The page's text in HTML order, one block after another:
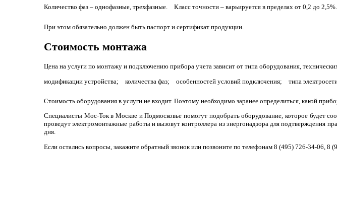
Количество фаз – однофазные, трехфазные.
Класс точности – варьируется в пределах от 0,2 до 2,5%.
При этом обязательно должен быть паспорт и сертификат продукции.
Стоимость монтажа
Цена на услуги по монтажу и подключению прибора учета зависит от типа оборудования,
модификации устройства;
количества фаз; особенностей условий подключения; типа
Стоимость оборудования в услуги не входит. Поэтому необходимо заранее определиться, какой
Специалисты Мос-Ток в Москве и Подмосковье помогут подобрать оборудование, которое будет
проведут электромонтажные работы и вызовут контроллера из энергонадзора для подтверждения
дня.
Если остались вопросы, закажите обратный звонок или позвоните по телефонам 8 (495) 726-34-06, 8